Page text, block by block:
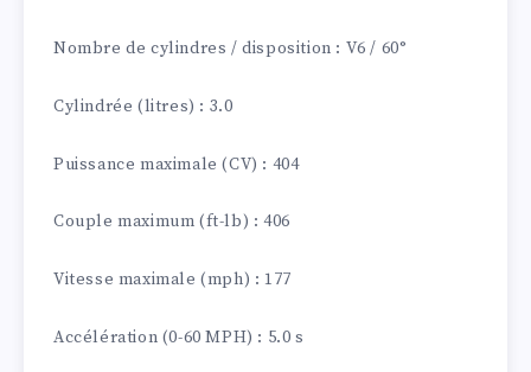
Nombre de cylindres / disposition : V6 / 60°
Cylindrée (litres) : 3.0
Puissance maximale (CV) : 404
Couple maximum (ft-lb) : 406
Vitesse maximale (mph) : 177
Accélération (0-60 MPH) : 5.0 s